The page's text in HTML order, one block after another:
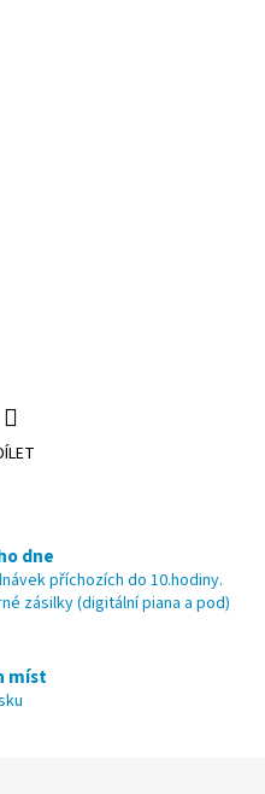
dne
příchozích do 10.hodiny.
zásilky (digitální piana a pod)
míst